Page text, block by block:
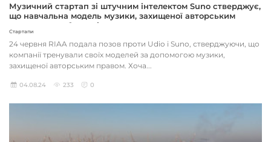
Музичний стартап зі штучним інтелектом Suno стверджує,
що навчальна модель музики, захищеної авторським
правом, є «добросовісним використанням»
Стартапи
24 червня RIAA подала позов проти Udio і Suno, стверджуючи, що
компанії тренували своїх моделей за допомогою музики,
захищеної авторським правом. Хоча...
04.08.24 233 0